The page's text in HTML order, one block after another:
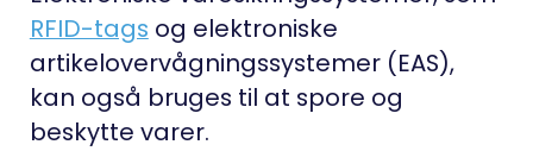
RFID-tags og elektroniske
artikelovervågningssystemer (EAS),
kan også bruges til at spore og
beskytte varer.